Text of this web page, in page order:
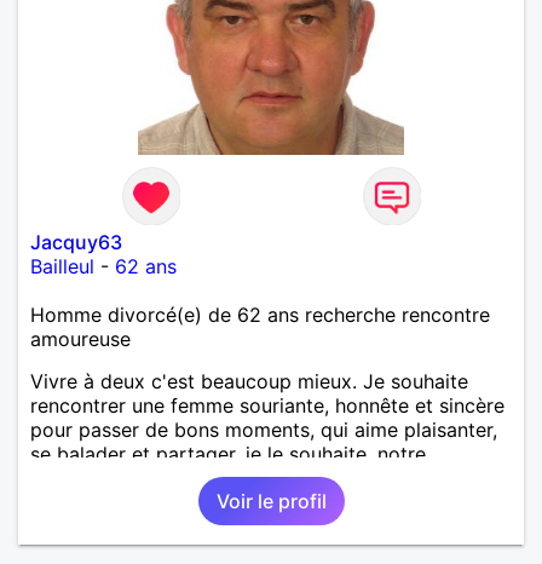
Jacquy63
Bailleul - 62 ans
Homme divorcé(e) de 62 ans recherche rencontre
amoureuse
Vivre à deux c'est beaucoup mieux. Je souhaite
rencontrer une femme souriante, honnête et sincère
pour passer de bons moments, qui aime plaisanter,
se balader et partager, je le souhaite, notre
complicité. J'aime beaucoup les chantiers de
randonnée pour se défouler, se relaxer, se détendre
et finalement prendre du bon temps. C'est difficile
de tout dire en quelques lignes. En revanche, vous
Voir le profil